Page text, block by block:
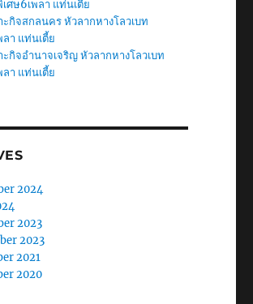
ศษ6เพลา แท่นเตี้ย
ะกิจสกลนคร หัวลากหางโลวเบท
ลา แท่นเตี้ย
ะกิจอำนาจเจริญ หัวลากหางโลวเบท
ลา แท่นเตี้ย
2024
2023
2023
2021
2020